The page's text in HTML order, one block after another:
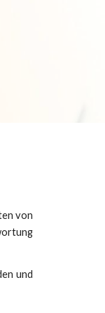
von
und